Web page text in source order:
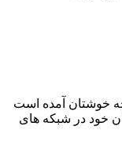
خوشتان آمده است
خود در شبکه های